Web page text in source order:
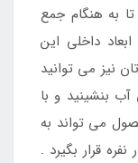
به هنگام جمع
داخلی این
نیز می توانید
بنشینید و با
می تواند به
قرار بگیرد .